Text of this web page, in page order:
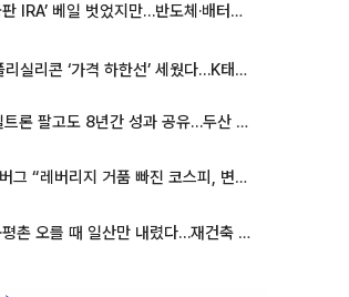
‘한국판 IRA’ 베일 벗었지만…반도체·배터리 업계 “시행령이 관건”
美 폴리실리콘 ‘가격 하한선’ 세웠다…K태양광 수혜 기대
SK실트론 팔고도 8년간 성과 공유…두산 인수대금 2.3조가 끝 아냐
블룸버그 “레버리지 거품 빠진 코스피, 변동성 최악 국면 지났을 가능성”
분당·평촌 오를 때 일산만 내렸다…재건축 기대감도 ‘무색’